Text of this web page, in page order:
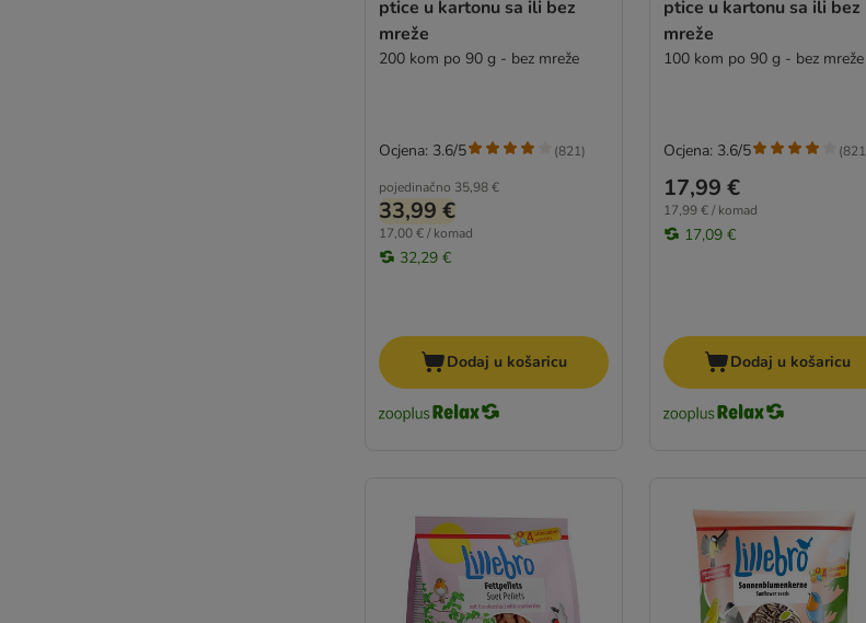
ptice u kartonu sa ili bez
mreže
200 kom po 90 g - bez mreže
pojedinačno 35,98 €
33,99 €
17,00 € / komad
32,29 €
Ocjena: 3.6/5 (821)
Dodaj u košaricu
ptice u kartonu sa ili bez
mreže
100 kom po 90 g - bez mreže
17,99 €
17,99 € / komad
17,09 €
Ocjena: 3.6/5 (821
Dodaj u košaricu